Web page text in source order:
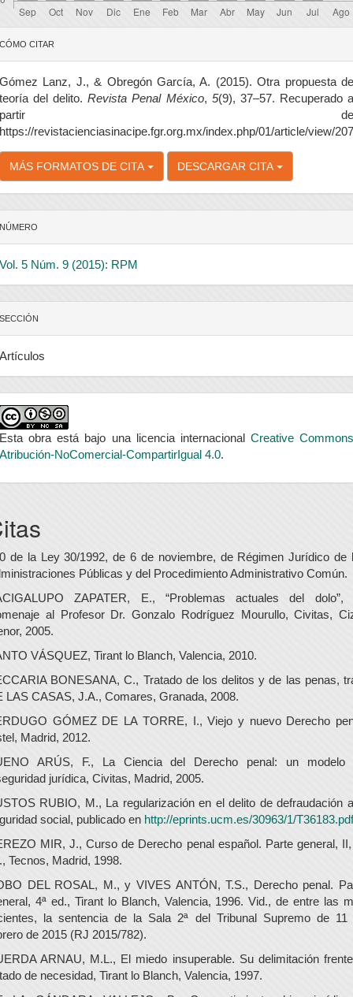
CÓMO CITAR
Gómez Lanz, J., & Obregón García, A. (2015). Otra propuesta de
teoría del delito.Revista Penal México, 5(9), 37–57. Recuperado
partir de
https://revistacienciasinacipe.fgr.org.mx/index.php/01/article/view/207
MÁS FORMATOS DE CITA DESCARGAR CITA
NÚMERO
Vol. 5 Núm. 9 (2015): RPM
SECCIÓN
Artículos
Esta obra está bajo una licencia internacional Creative Commons
Atribución-NoComercial-CompartirIgual 4.0.
de la Ley 30/1992, de 6 de noviembre, de Régimen Jurídico de
Públicas y del Procedimiento Administrativo Común.
ZAPATER, E., “Problemas actuales del dolo”,
al Profesor Dr. Gonzalo Rodríguez Mourullo, Civitas,
2005.
VÁSQUEZ, Tirant lo Blanch, Valencia, 2010.
BONESANA, C., Tratado de los delitos y de las penas,
LAS CASAS, J.A., Comares, Granada, 2008.
GÓMEZ DE LA TORRE, I., Viejo y nuevo Derecho
Madrid, 2012.
ARÚS, F., La Ciencia del Derecho penal: un modelo
jurídica, Civitas, Madrid, 2005.
RUBIO, M., La regularización en el delito de defraudación
social, publicado en http://eprints.ucm.es/30963/1/T36183.pdf
MIR, J., Curso de Derecho penal español. Parte general, II,
Tecnos, Madrid, 1998.
DEL ROSAL, M., y VIVES ANTÓN, T.S., Derecho penal.
4ª ed., Tirant lo Blanch, Valencia, 1996. Vid., de entre las
la sentencia de la Sala 2ª del Tribunal Supremo de 11
de 2015 (RJ 2015/782).
ARNAU, M.L., El miedo insuperable. Su delimitación
de necesidad, Tirant lo Blanch, Valencia, 1997.